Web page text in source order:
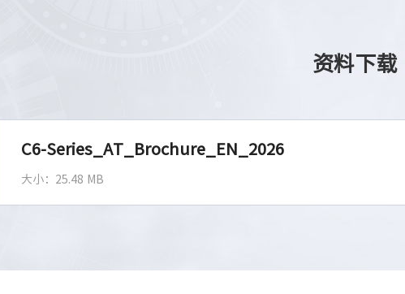
资料下载
C6-Series_AT_Brochure_EN_2026
大小：25.48 MB